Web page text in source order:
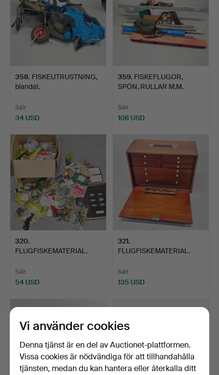
358. FISKEUTRUSTNING,
blandat.
Sålt
34 USD
359. FISKEFLUGOR,
SPÖN, RULLAR M.M.
Sålt
108 USD
320.
FLUGFISKEMATERIAL.
Sålt
54 USD
321.
FLUGFISKEMATERIAL.
Sålt
135 USD
Vi använder cookies
Denna tjänst är en del av Auctionet-plattformen.
Vissa cookies är nödvändiga för att tillhandahålla
tjänsten, medan du kan hantera eller återkalla ditt